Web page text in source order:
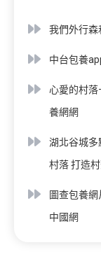
我們外行森
中台包養
心愛的村
養網網
湖北谷城多
村落 打造
圖查包養網
中國網